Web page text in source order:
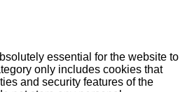
essential for the website to
only includes cookies that
and security features of the